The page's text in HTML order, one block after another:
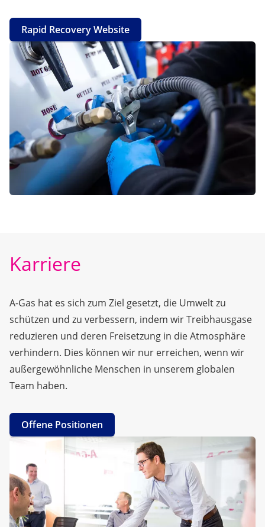
Rapid Recovery Website
Karriere
A-Gas hat es sich zum Ziel gesetzt, die Umwelt zu
schützen und zu verbessern, indem wir Treibhausgase
reduzieren und deren Freisetzung in die Atmosphäre
verhindern. Dies können wir nur erreichen, wenn wir
außergewöhnliche Menschen in unserem globalen
Team haben.
Offene Positionen